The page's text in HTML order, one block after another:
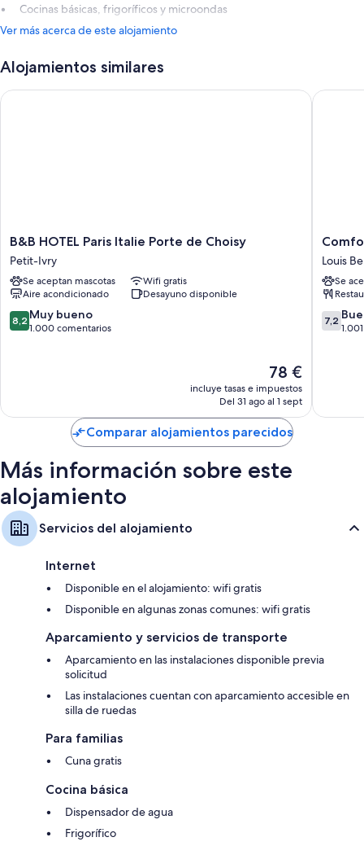
Cocinas básicas, frigoríficos y microondas
Ver más acerca de este alojamiento
Alojamientos similares
B&B
HOTEL
Paris
Italie
Porte
de
Choisy
B&B HOTEL Paris Italie Porte de Choisy
Petit-Ivry
Se aceptan mascotas
Wifi gratis
Aire acondicionado
Desayuno disponible
8.2
sobre
8,2 Muy bueno
1.000 comentarios
El
precio
actual
de
78 €
78 €
incluye tasas e impuestos
Del 31 ago al 1 sept
B&B HOTEL Paris Italie Porte de Choisy
Comfort
Hotel
Paris
Porte
d'Ivry
Louis
Louis
Se
7.2
sobre
7,2
Comparar alojamientos parecidos
Más información sobre este
alojamiento
Servicios del alojamiento
Internet
Disponible en el alojamiento: wifi gratis
Disponible en algunas zonas comunes: wifi gratis
Aparcamiento y servicios de transporte
Aparcamiento en las instalaciones disponible previa
solicitud
Las instalaciones cuentan con aparcamiento accesible en
silla de ruedas
Para familias
Cuna gratis
Cocina básica
Dispensador de agua
Frigorífico